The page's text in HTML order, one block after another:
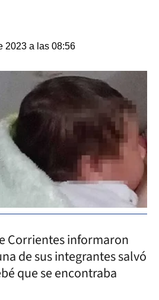
2023 a las 08:56
Corrientes informaron
de sus integrantes salvó
que se encontraba